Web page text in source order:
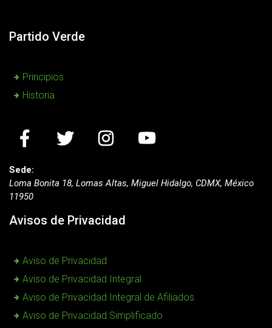
Partido Verde
Principios
Historia
Sede:
Loma Bonita 18, Lomas Altas, Miguel Hidalgo, CDMX, México
11950
Avisos de Privacidad
Aviso de Privacidad
Aviso de Privacidad Integral
Aviso de Privacidad Integral de Afiliados
Aviso de Privacidad Simplificado